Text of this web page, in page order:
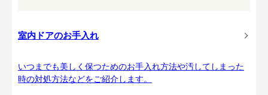
室内ドアのお手入れ
いつまでも美しく保つためのお手入れ方法や汚してしまった
時の対処方法などをご紹介します。